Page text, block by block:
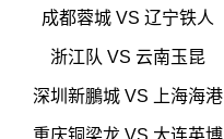
成都蓉城 VS 辽宁铁人
浙江队 VS 云南玉昆
深圳新鵬城 VS 上海海港
重庆铜梁龙 VS 大连英博